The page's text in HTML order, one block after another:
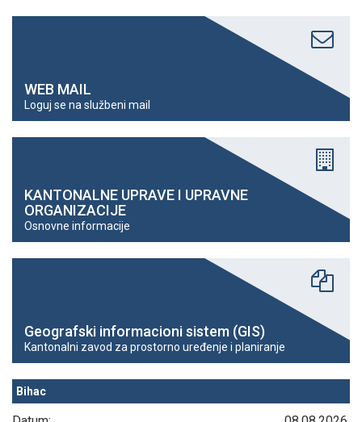
WEB MAIL
Loguj se na službeni mail
KANTONALNE UPRAVE I UPRAVNE
ORGANIZACIJE
Osnovne informacije
Geografski informacioni sistem (GIS)
Kantonalni zavod za prostorno uređenje i planiranje
Bihac